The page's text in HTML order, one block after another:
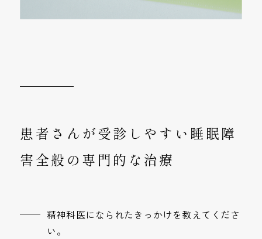
患者さんが受診しやすい睡眠障
害全般の専門的な治療
精神科医になられたきっかけを教えてくださ
い。